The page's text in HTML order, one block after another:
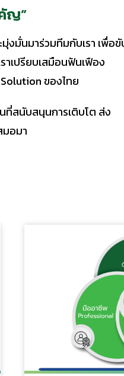
ญ”
งมั่นมาร่วมทีมกับเรา เพื่อขั
าเปรียบเสมือนฟันเฟือง
ของไทย
ที่สนับสนุนการเติบโต ส่ง
มอมา